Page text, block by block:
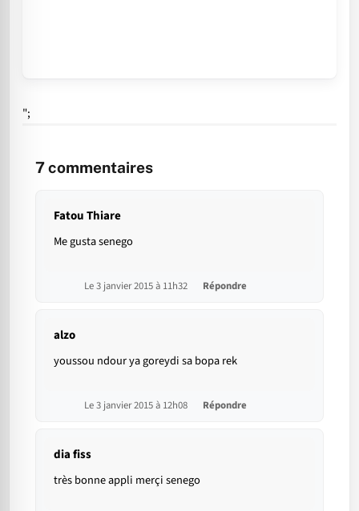
";
7commentaires
Fatou Thiare
Me gusta senego
Le 3 janvier 2015 à 11h32 Répondre
alzo
youssou ndour ya goreydi sa bopa rek
Le 3 janvier 2015 à 12h08 Répondre
dia fiss
très bonne appli merçi senego